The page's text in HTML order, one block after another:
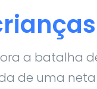
a batalha
de uma